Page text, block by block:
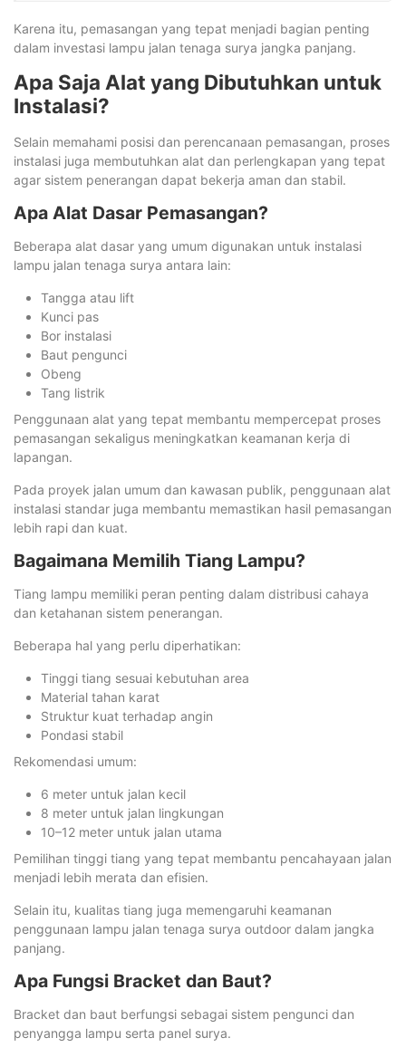
Karena itu, pemasangan yang tepat menjadi bagian penting
dalam investasi lampu jalan tenaga surya jangka panjang.
Apa Saja Alat yang Dibutuhkan untuk
Instalasi?
Selain memahami posisi dan perencanaan pemasangan, proses
instalasi juga membutuhkan alat dan perlengkapan yang tepat
agar sistem penerangan dapat bekerja aman dan stabil.
Apa Alat Dasar Pemasangan?
Beberapa alat dasar yang umum digunakan untuk instalasi
lampu jalan tenaga surya antara lain:
Tangga atau lift
Kunci pas
Bor instalasi
Baut pengunci
Obeng
Tang listrik
Penggunaan alat yang tepat membantu mempercepat proses
pemasangan sekaligus meningkatkan keamanan kerja di
lapangan.
Pada proyek jalan umum dan kawasan publik, penggunaan alat
instalasi standar juga membantu memastikan hasil pemasangan
lebih rapi dan kuat.
Bagaimana Memilih Tiang Lampu?
Tiang lampu memiliki peran penting dalam distribusi cahaya
dan ketahanan sistem penerangan.
Beberapa hal yang perlu diperhatikan:
Tinggi tiang sesuai kebutuhan area
Material tahan karat
Struktur kuat terhadap angin
Pondasi stabil
Rekomendasi umum:
6 meter untuk jalan kecil
8 meter untuk jalan lingkungan
10–12 meter untuk jalan utama
Pemilihan tinggi tiang yang tepat membantu pencahayaan jalan
menjadi lebih merata dan efisien.
Selain itu, kualitas tiang juga memengaruhi keamanan
penggunaan lampu jalan tenaga surya outdoor dalam jangka
panjang.
Apa Fungsi Bracket dan Baut?
Bracket dan baut berfungsi sebagai sistem pengunci dan
penyangga lampu serta panel surya.